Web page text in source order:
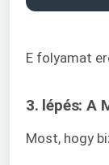
E folyamat
3. lépés: A
Most, hogy